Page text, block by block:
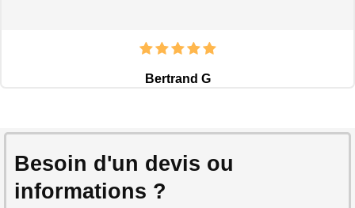
Bertrand G
Besoin d'un devis ou
informations ?